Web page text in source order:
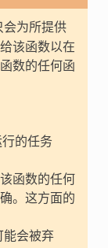
会为所提供
该函数以在
数的任何函
行的任务
函数的任何
。这方面的
能会被弃